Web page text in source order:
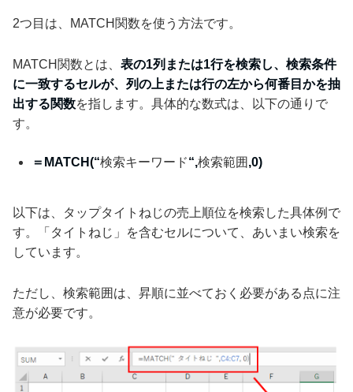
2つ目は、MATCH関数を使う方法です。
MATCH関数とは、 表の1列または1行を検索し、検索条件
に一致するセルが、列の上または行の左から何番目かを抽
出する関数を指します。具体的な数式は、以下の通りで
す。
＝MATCH(“検索キーワード“,検索範囲 ,0)
以下は、タップタイトねじの売上順位を検索した具体例で
す。「タイトねじ」を含むセルについて、あいまい検索を
しています。
ただし、検索範囲は、昇順に並べておく必要がある点に注
意が必要です。